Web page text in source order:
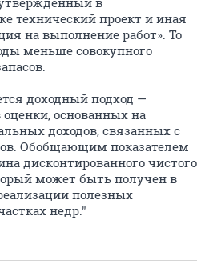
технический проект и иная
на выполнение работ». То
меньше совокупного
доходный подход —
основанных на
доходов, связанных с
Обобщающим показателем
дисконтированного чистого
может быть получен в
полезных
недр."